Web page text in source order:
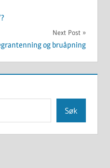
Next Post
og bruåpning
Søk